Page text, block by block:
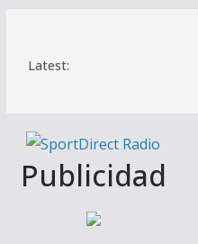
contenido
Latest:
Publicidad